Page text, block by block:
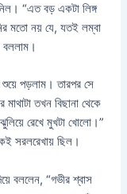
“এত বড় একটা লিঙ্গ
মতো নয় যে, যতই লম্বা
বললাম।
শুয়ে পড়লাম। তারপর সে
তখন বিছানা থেকে
রেখে মুখটা খোলো।”
সরলরেখায় ছিল।
বললেন, “গভীর শ্বাস